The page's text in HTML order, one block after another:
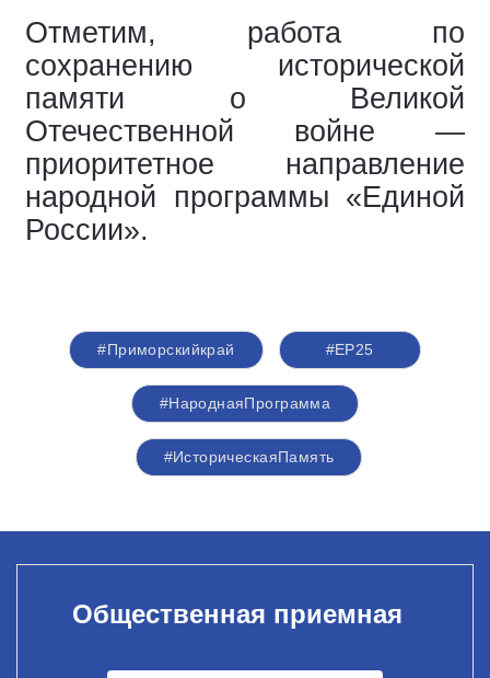
Отметим, работа по
сохранению исторической
памяти о Великой
Отечественной войне —
приоритетное направление
народной программы «Единой
России».
#Приморскийкрай #ЕР25
#НароднаяПрограмма
#ИсторическаяПамять
Общественная приемная